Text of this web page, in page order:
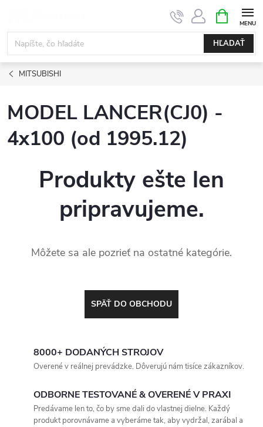
obsah
HĽADAŤ
KOŠÍK
MITSUBISHI
MODEL LANCER(CJ0) -
4x100 (od 1995.12)
Produkty ešte len
pripravujeme.
Môžete sa ale pozrieť na ostatné kategórie.
SPÄŤ DO OBCHODU
8000+ DODANÝCH STROJOV
Overené v reálnej prevádzke. Dôverujú nám tisíce zákazníkov.
ODBORNE TESTOVANÉ & OVERENÉ V PRAXI
Predávame len to, čo by sme dali do vlastnej dielne. Každý
produkt porovnávame a vyberáme tak, aby vydržal, zarábal a